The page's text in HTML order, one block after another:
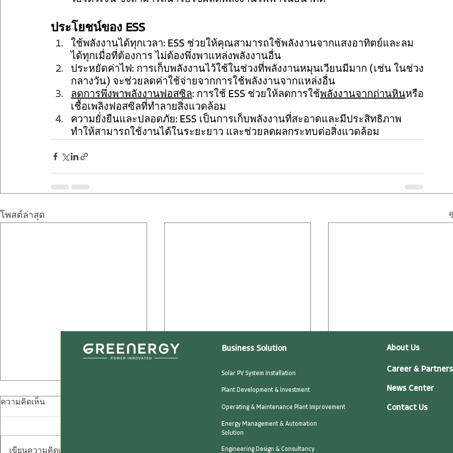
ประโยชน์ของ ESS
ใช้พลังงานได้ทุกเวลา: ESS ช่วยให้คุณสามารถใช้พลังงานจากแสงอาทิตย์และลม
ได้ทุกเมื่อที่ต้องการ ไม่ต้องพึ่งพาแหล่งพลังงานอื่น
ประหยัดค่าไฟ: การเก็บพลังงานไว้ใช้ในช่วงที่พลังงานหมุนเวียนมีมาก (เช่น ในช่วง
กลางวัน) จะช่วยลดค่าใช้จ่ายจากการใช้พลังงานจากแหล่งอื่น
ลดการพึ่งพาพลังงานฟอสซิล: การใช้ ESS ช่วยให้ลดการใช้พลังงานจากถ่านหินหรือ
เชื้อเพลิงฟอสซิลที่ทำลายสิ่งแวดล้อม
ความยั่งยืนและปลอดภัย: ESS เป็นการเก็บพลังงานที่สะอาดและมีประสิทธิภาพ
ทำให้สามารถใช้งานได้ในระยะยาว และช่วยลดผลกระทบต่อสิ่งแวดล้อม
โพสต์ล่าสุด
ความคิดเห็น
เขียนความคิดเห็น…
Business Solution
Solar PV System Installation
Plant Development & Investment
Operating & Maintenance Plant Improvement
Energy Management & Automation
Solution
Engineering Design & Consultancy
About Us
Career &
News Center
Contact Us